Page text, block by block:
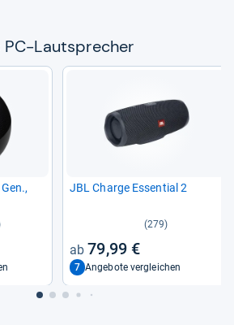
​Laut­spre­cher
JBL Charge Essen­tial 2
(279)
79,99 €
7 Angebote vergleichen